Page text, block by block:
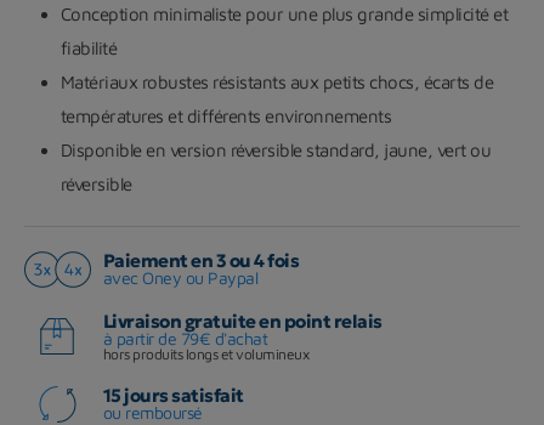
Conception minimaliste pour une plus grande simplicité et
fiabilité
Matériaux robustes résistants aux petits chocs, écarts de
températures et différents environnements
Disponible en version réversible standard, jaune, vert ou
réversible
Paiement en 3 ou 4 fois
avec Oney ou Paypal
Livraison gratuite en point relais
à partir de 79€ d'achat
hors produits longs et volumineux
15 jours satisfait
ou remboursé